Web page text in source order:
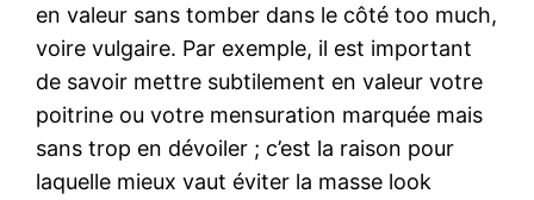
en valeur sans tomber dans le côté too much,
voire vulgaire. Par exemple, il est important
de savoir mettre subtilement en valeur votre
poitrine ou votre mensuration marquée mais
sans trop en dévoiler ; c’est la raison pour
laquelle mieux vaut éviter la masse look